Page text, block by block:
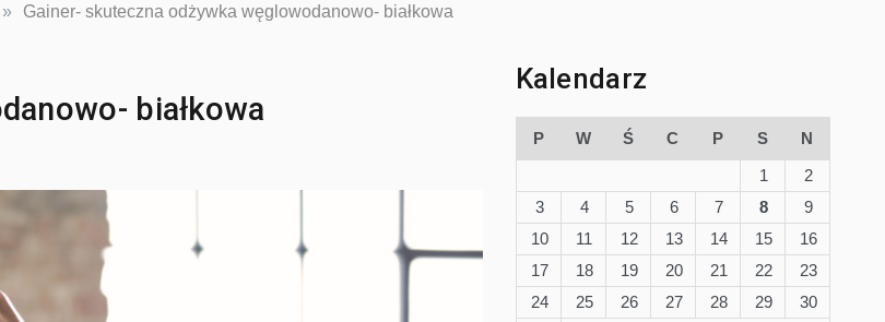
» Gainer- skuteczna odżywka węglowodanowo- białkowa
białkowa
Kalendarz
P W Ś C P S
N
1
2
3
4 5 6 7 8
9
10
11 12 13 14 15
16
17
18 19 20 21 22
23
24
25 26 27 28 29
30